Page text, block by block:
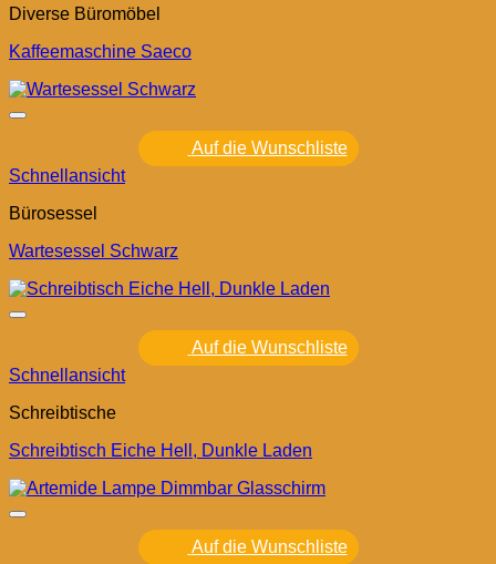
Diverse Büromöbel
Kaffeemaschine Saeco
Auf die Wunschliste
Schnellansicht
Bürosessel
Wartesessel Schwarz
Auf die Wunschliste
Schnellansicht
Schreibtische
Schreibtisch Eiche Hell, Dunkle Laden
Auf die Wunschliste